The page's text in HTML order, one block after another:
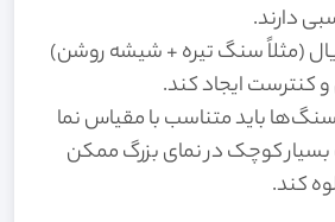
دارند.
(مثلاً سنگ تیره + شیشه روشن)
کنترست ایجاد کند.
باید متناسب با مقیاس نما
کوچک در نمای بزرگ ممکن
کند.